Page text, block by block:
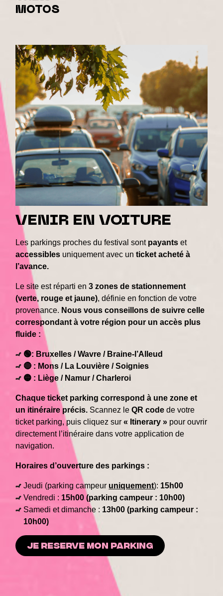
MOTOS
VENIR EN VOITURE
Les parkings proches du festival sont payants et
accessibles uniquement avec un ticket acheté à
l’avance.
Le site est réparti en3 zones de stationnement
(verte, rouge et jaune), définie en fonction de votre
provenance. Nous vous conseillons de suivre celle
correspondant à votre région pour un accès plus
fluide :
🟢: Bruxelles / Wavre / Braine-l’Alleud
🔴 : Mons / La Louvière / Soignies
🟡 : Liège / Namur / Charleroi
Chaque ticket parking correspond à une zone et
un itinéraire précis. Scannez leQR code de votre
ticket parking, puis cliquez sur« Itinerary » pour ouvrir
directement l’itinéraire dans votre application de
navigation.
Horaires d’ouverture des parkings :
Jeudi (parking campeur uniquement): 15h00
Vendredi : 15h00 (parking campeur : 10h00)
Samedi et dimanche : 13h00 (parking campeur :
10h00)
JE RESERVE MON PARKING